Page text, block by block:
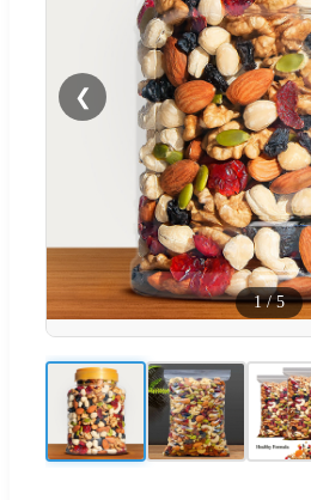
❮
1/5